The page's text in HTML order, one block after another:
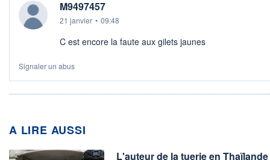
M9497457
21 janvier • 09:48
C est encore la faute aux gilets jaunes
Signaler un abus
A LIRE AUSSI
L'auteur de la tuerie en